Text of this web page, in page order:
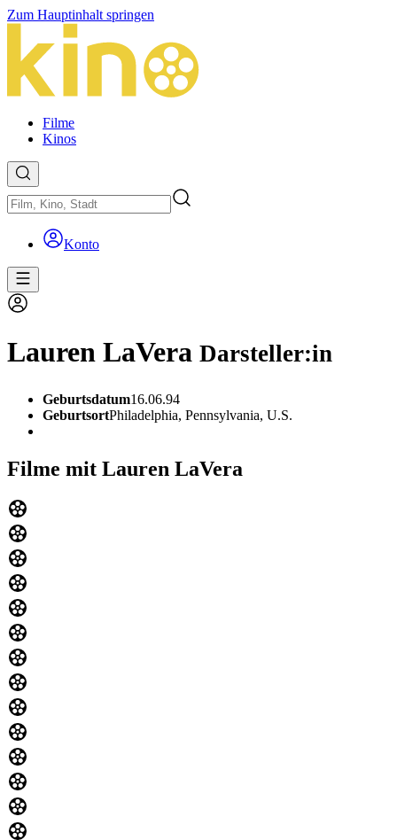
Zum Hauptinhalt springen
Filme
Kinos
Konto
Lauren LaVera Darsteller:in
Geburtsdatum16.06.94
GeburtsortPhiladelphia, Pennsylvania, U.S.
Filme mit Lauren LaVera